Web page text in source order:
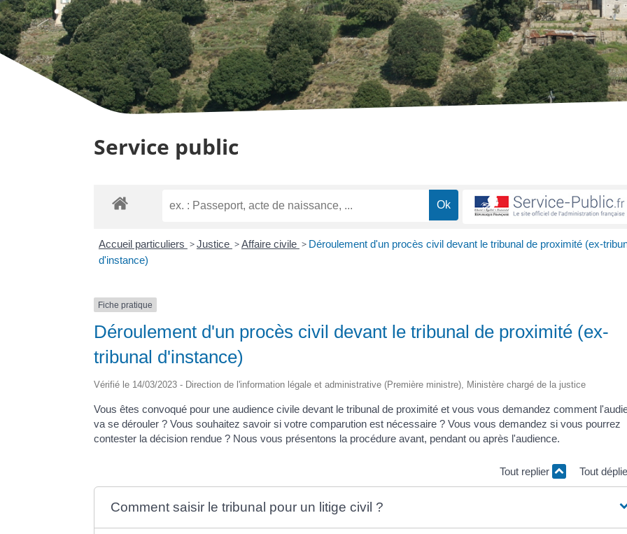
Service public
Accueil particuliers >Justice >Affaire civile > Déroulement d'un procès civil devant le tribunal de proximité (ex-
d'instance)
Fiche pratique
Déroulement d'un procès civil devant le tribunal de proximité (ex-
tribunal d'instance)
Vérifié le 14/03/2023 - Direction de l'information légale et administrative (Première ministre), Ministère chargé de la justice
Vous êtes convoqué pour une audience civile devant le tribunal de proximité et vous vous demandez comment
va se dérouler ? Vous souhaitez savoir si votre comparution est nécessaire ? Vous vous demandez si vous pourrez
contester la décision rendue ? Nous vous présentons la procédure avant, pendant ou après l'audience.
Tout replier Tout
Comment saisir le tribunal pour un litige civil ?